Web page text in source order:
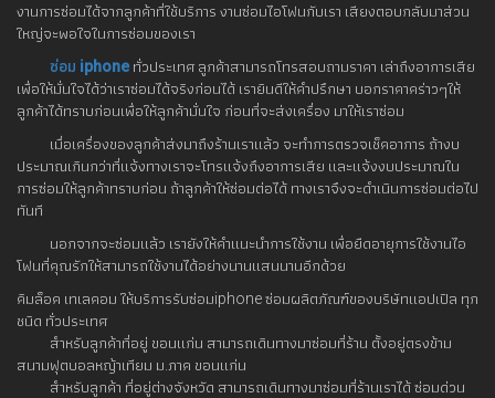
งานการซ่อมได้จากลูกค้าที่ใช้บริการ งานซ่อมไอโฟนกับเรา เสียงตอบกลับมาส่วน
ใหญ่จะพอใจในการซ่อมของเรา
ซ่อม iphoneทั่วประเทศ ลูกค้าสามารถโทรสอบถามราคา เล่าถึงอาการเสีย
เพื่อให้มั่นใจได้ว่าเราซ่อมได้จริงก่อนได้ เรายินดีให้คำปรึกษา บอกราคาคร่าวๆให้
ลูกค้าได้ทราบก่อนเพื่อให้ลูกค้ามั่นใจ ก่อนที่จะส่งเครื่อง มาให้เราซ่อม
เมื่อเครื่องของลูกค้าส่งมาถึงร้านเราแล้ว จะทำการตรวจเช็คอาการ ถ้างบ
ประมาณเกินกว่าที่แจ้งทางเราจะโทรแจ้งถึงอาการเสีย และแจ้งงบประมาณใน
การซ่อมให้ลูกค้าทราบก่อน ถ้าลูกค้าให้ซ่อมต่อได้ ทางเราจึงจะดำเนินการซ่อมต่อไป
ทันที
นอกจากจะซ่อมแล้ว เรายังให้คำแนะนำการใช้งาน เพื่อยืดอายุการใช้งานไอ
โฟนที่คุณรักให้สามารถใช้งานได้อย่างนานแสนนานอีกด้วย
คิมล็อค เทเลคอม ให้บริการรับซ่อมiphone ซ่อมผลิตภัณฑ์ของบริษัทแอปเปิล ทุก
ชนิด ทั่วประเทศ
สำหรับลูกค้าที่อยู่ ขอนแก่น สามารถเดินทางมาซ่อมที่ร้าน ตั้งอยู่ตรงข้าม
สนามฟุตบอลหญ้าเทียม ม.ภาค ขอนแก่น
สำหรับลูกค้า ที่อยู่ต่างจังหวัด สามารถเดินทางมาซ่อมที่ร้านเราได้ ซ่อมด่วน